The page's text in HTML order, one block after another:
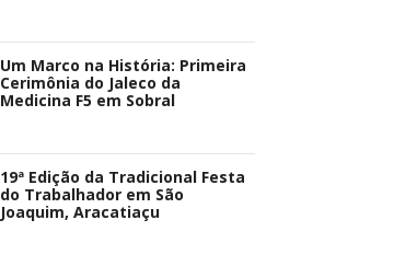
Um Marco na História: Primeira
Cerimônia do Jaleco da
Medicina F5 em Sobral
19ª Edição da Tradicional Festa
do Trabalhador em São
Joaquim, Aracatiaçu